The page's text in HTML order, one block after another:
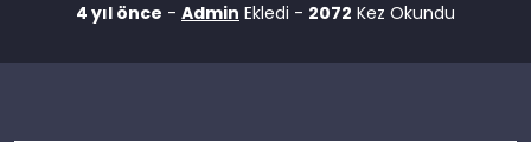
4 yıl önce - Admin Ekledi - 2072 Kez Okundu